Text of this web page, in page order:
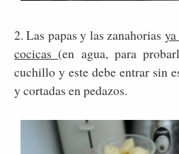
2. Las papas y las zanahorias
cocicas(en agua, para
cuchillo y este debe entrar sin
y cortadas en pedazos.